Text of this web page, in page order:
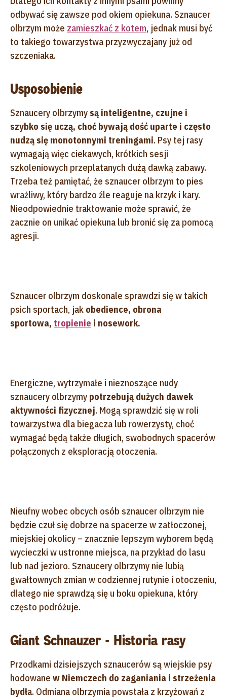
odbywać się zawsze pod okiem opiekuna. Sznaucer
olbrzym może zamieszkać z kotem, jednak musi być
to takiego towarzystwa przyzwyczajany już od
szczeniaka.
Usposobienie
Sznaucery olbrzymysą inteligentne, czujne i
szybko się uczą, choć bywają dość uparte i często
nudzą się monotonnymi treningami. Psy tej rasy
wymagają więc ciekawych, krótkich sesji
szkoleniowych przeplatanych dużą dawką zabawy.
Trzeba też pamiętać, że sznaucer olbrzym to pies
wrażliwy, który bardzo źle reaguje na krzyk i kary.
Nieodpowiednie traktowanie może sprawić, że
zacznie on unikać opiekuna lub bronić się za pomocą
agresji.
Sznaucer olbrzym doskonale sprawdzi się w takich
psich sportach, jak obedience, obrona
sportowa, tropienie i nosework.
Energiczne, wytrzymałe i nieznoszące nudy
sznaucery olbrzymy potrzebują dużych dawek
aktywności fizycznej. Mogą sprawdzić się w roli
towarzystwa dla biegacza lub rowerzysty, choć
wymagać będą także długich, swobodnych spacerów
połączonych z eksploracją otoczenia.
Nieufny wobec obcych osób sznaucer olbrzym nie
będzie czuł się dobrze na spacerze w zatłoczonej,
miejskiej okolicy – znacznie lepszym wyborem będą
wycieczki w ustronne miejsca, na przykład do lasu
lub nad jezioro. Sznaucery olbrzymy nie lubią
gwałtownych zmian w codziennej rutynie i otoczeniu,
dlatego nie sprawdzą się u boku opiekuna, który
często podróżuje.
Giant Schnauzer - Historia rasy
Przodkami dzisiejszych sznaucerów są wiejskie psy
hodowane w Niemczech do zaganiania i strzeżenia
bydła. Odmiana olbrzymia powstała z krzyżowań z